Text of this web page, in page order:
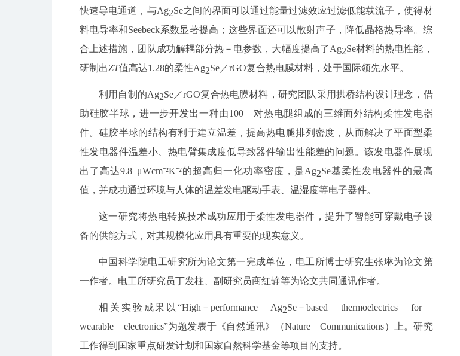
快速导电通道，与Ag2Se之间的界面可以通过能量过滤效应过滤低能载流子，使得材
料电导率和Seebeck系数显著提高；这些界面还可以散射声子，降低晶格热导率。综
合上述措施，团队成功解耦部分热－电参数，大幅度提高了Ag2Se材料的热电性能，
研制出ZT值高达1.28的柔性Ag2Se／rGO复合热电膜材料，处于国际领先水平。
利用自制的Ag2Se／rGO复合热电膜材料，研究团队采用拱桥结构设计理念，借
助硅胶半球，进一步开发出一种由100 对热电腿组成的三维面外结构柔性发电器
件。硅胶半球的结构有利于建立温差，提高热电腿排列密度，从而解决了平面型柔
性发电器件温差小、热电臂集成度低导致器件输出性能差的问题。该发电器件展现
出了高达9.8 μWcm⁻²K⁻²的超高归一化功率密度，是Ag2Se基柔性发电器件的最高
值，并成功通过环境与人体的温差发电驱动手表、温湿度等电子器件。
这一研究将热电转换技术成功应用于柔性发电器件，提升了智能可穿戴电子设
备的供能方式，对其规模化应用具有重要的现实意义。
中国科学院电工研究所为论文第一完成单位，电工所博士研究生张琳为论文第
一作者。电工所研究员丁发柱、副研究员商红静等为论文共同通讯作者。
相关实验成果以“High－performance Ag2Se－based thermoelectrics for
wearable electronics”为题发表于《自然通讯》（Nature Communications）上。研究
工作得到国家重点研发计划和国家自然科学基金等项目的支持。